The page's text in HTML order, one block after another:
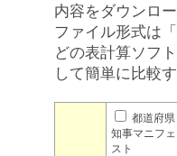
内容をダウンロ
ファイル形式は
どの表計算ソフ
して簡単に比較
都道府県
知事マニフェ
スト